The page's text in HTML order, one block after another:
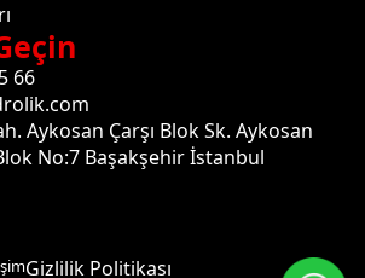
66
Aykosan Çarşı Blok Sk. Aykosan
No:7 Başakşehir İstanbul
Gizlilik Politikası